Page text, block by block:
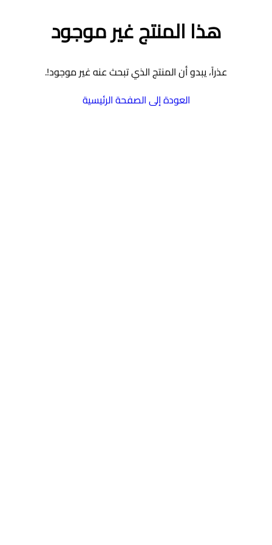
هذا المنتج غير موجود
عذراً، يبدو أن المنتج الذي تبحث عنه غير موجود!.
العودة إلى الصفحة الرئيسية